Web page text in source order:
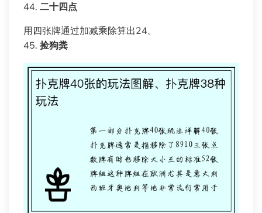
44. 二十四点
用四张牌通过加减乘除算出24。
45. 捡狗粪